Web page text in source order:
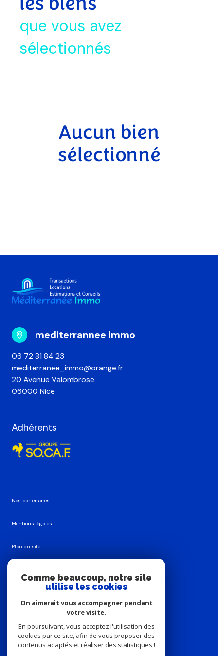
biens
vendus
que vous avez
sélectionnés
Aucun bien
sélectionné
mediterrannee immo
06 72 81 84 23
mediterranee_immo@orange.fr
20 Avenue Valombrose
06000 Nice
Adhérents
Nos partenaires
Mentions légales
Plan du site
Cookies
Comme beaucoup, notre site
utilise les cookies
On aimerait vous accompagner pendant
votre visite.
En poursuivant, vous acceptez l'utilisation des
cookies par ce site, afin de vous proposer des
contenus adaptés et réaliser des statistiques !